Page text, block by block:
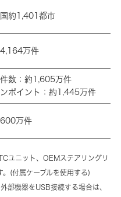
約1,401都市
万件
数：約1,605万件
ンポイント：約1,445万件
万件
ユニット、OEMステアリングリ
(付属ケーブルを使用する)
部機器をUSB接続する場合は、